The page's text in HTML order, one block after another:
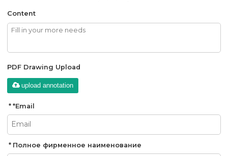
Content
PDF Drawing Upload
upload annotation
*Email
Полное фирменное наименование